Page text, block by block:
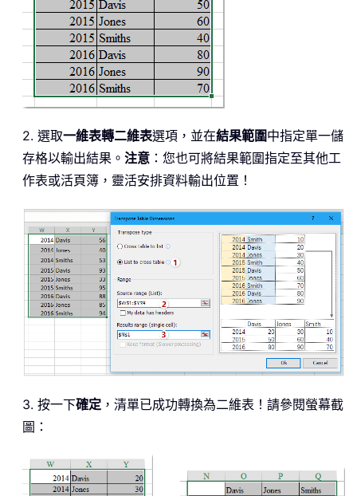
2. 選取一維表轉二維表選項，並在結果範圍中指定單一儲
存格以輸出結果。 注意 ：您也可將結果範圍指定至其他工
作表或活頁簿，靈活安排資料輸出位置！
3. 按一下確定 ，清單已成功轉換為二維表！請參閱螢幕截
圖：